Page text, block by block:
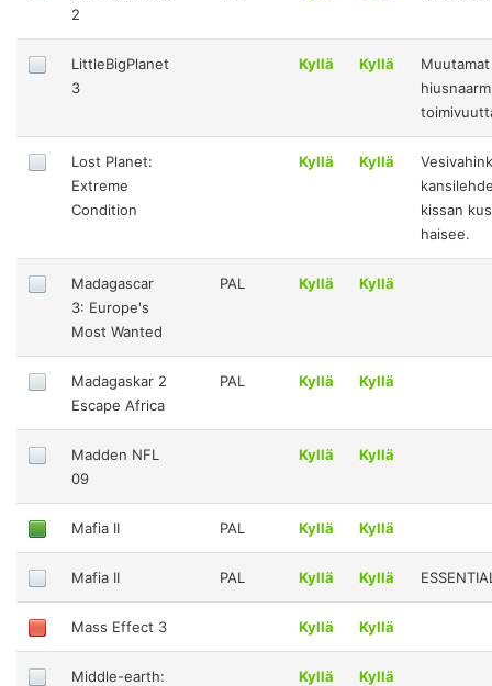
2
LittleBigPlanet
3
Kyllä Kyllä
Muutamat
Lost Planet:
Extreme
Condition
Kyllä Kyllä
kissan
haisee.
Madagascar
3: Europe's
Most Wanted
PAL Kyllä Kyllä
Madagaskar 2
Escape Africa
PAL Kyllä Kyllä
Madden NFL
09
Kyllä Kyllä
Mafia II PAL Kyllä Kyllä
Mafia II PAL Kyllä Kyllä
Mass Effect 3 Kyllä Kyllä
Middle-earth:
Kyllä Kyllä